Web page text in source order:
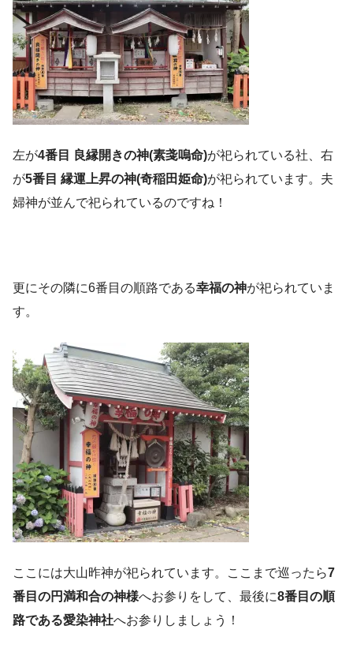
左が4番目 良縁開きの神(素戔嗚命)が祀られている社、右
が5番目 縁運上昇の神(奇稲田姫命)が祀られています。夫
婦神が並んで祀られているのですね！
更にその隣に6番目の順路である幸福の神が祀られていま
す。
ここには大山昨神が祀られています。ここまで巡ったら7
番目の円満和合の神様へお参りをして、最後に8番目の順
路である愛染神社へお参りしましょう！